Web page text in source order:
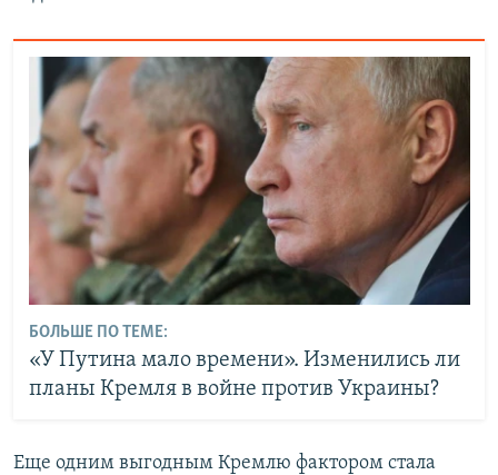
БОЛЬШЕ ПО ТЕМЕ:
«У Путина мало времени». Изменились ли
планы Кремля в войне против Украины?
Еще одним выгодным Кремлю фактором стала